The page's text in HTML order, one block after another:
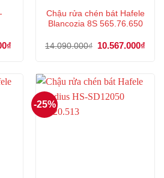
₫
9.174.000₫.
Chậu rửa chén bát Hafele
Blancozia 8S 565.76.650
14.090.000₫
Giá
10.567.000₫
-25%